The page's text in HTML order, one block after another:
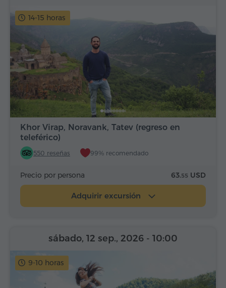
14-15 horas
Khor Virap, Noravank, Tatev (regreso en
teleférico)
550 reseñas 99% recomendado
Precio por persona 63.55 USD
Adquirir excursión
9-10 horas
sábado, 12 sep., 2026 - 10:00